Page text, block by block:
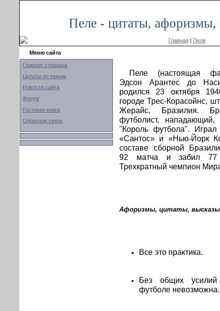
Пеле - цитаты, афоризмы,
Главная | Пеле
Меню сайта
Главная страница
Цитаты по темам
Новости сайта
Форум
Гостевая книга
Обратная связь
Пеле (настоящая
Эдсон Арантес до
родился 23 октября
городе Трес-Корасойнс,
Жерайс, Бразилия.
футболист, нападающий,
"Король футбола".
«Сантос» и «Нью-Йорк
составе сборной
92 матча и забил
Трехкратный чемпион
Афоризмы, цитаты,
Все это практика.
Без общих
футболе невозможна.